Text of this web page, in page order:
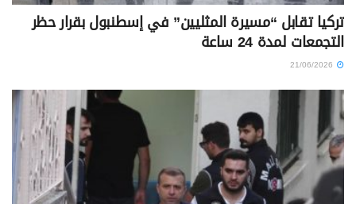
تركيا تقابل “مسيرة المثليين” في إسطنبول بقرار حظر
التجمعات لمدة 24 ساعة